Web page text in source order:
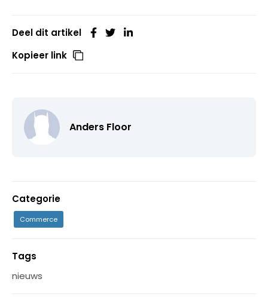
Deel dit artikel
Kopieer link
Anders Floor
Categorie
Commerce
Tags
nieuws